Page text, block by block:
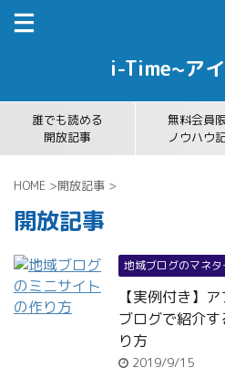
i-Time~ア
誰でも読める
開放記事
無料会員
ノウハウ
HOME >開放記事 >
開放記事
地域ブログのマネタ
【実例付き】
ブログで紹介
り方
2019/9/15